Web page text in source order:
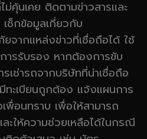
คุ้นเคย ติดตามข่าวสารและ
เช็กข้อมูลเกี่ยวกับ
จากแหล่งข่าวที่เชื่อถือได้ ใช้
ารรับรอง หากต้องการขับ
เช่ารถจากบริษัทที่น่าเชื่อถือ
ทะเบียนถูกต้อง แจ้งแผนการ
พื่อนทราบ เพื่อให้สามารถ
ะให้ความช่วยเหลือได้ในกรณี